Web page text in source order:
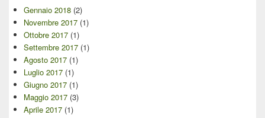
Gennaio 2018 (2)
Novembre 2017 (1)
Ottobre 2017 (1)
Settembre 2017 (1)
Agosto 2017 (1)
Luglio 2017 (1)
Giugno 2017 (1)
Maggio 2017 (3)
Aprile 2017 (1)